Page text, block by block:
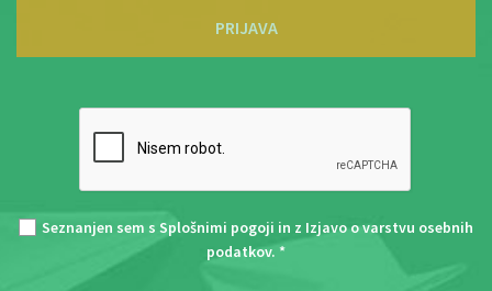
PRIJAVA
Seznanjen sem s Splošnimi pogoji in z Izjavo o varstvu osebnih
podatkov. *